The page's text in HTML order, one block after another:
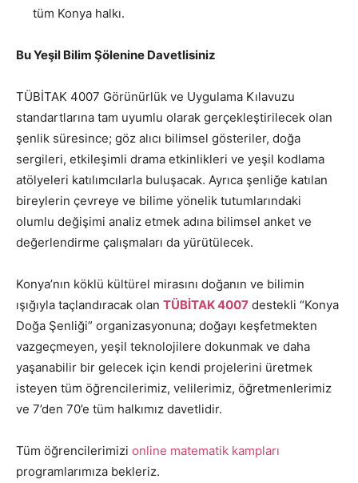
tüm Konya halkı.
Bu Yeşil Bilim Şölenine Davetlisiniz
TÜBİTAK 4007 Görünürlük ve Uygulama Kılavuzu
standartlarına tam uyumlu olarak gerçekleştirilecek olan
şenlik süresince; göz alıcı bilimsel gösteriler, doğa
sergileri, etkileşimli drama etkinlikleri ve yeşil kodlama
atölyeleri katılımcılarla buluşacak. Ayrıca şenliğe katılan
bireylerin çevreye ve bilime yönelik tutumlarındaki
olumlu değişimi analiz etmek adına bilimsel anket ve
değerlendirme çalışmaları da yürütülecek.
Konya’nın köklü kültürel mirasını doğanın ve bilimin
ışığıyla taçlandıracak olan TÜBİTAK 4007 destekli “Konya
Doğa Şenliği” organizasyonuna; doğayı keşfetmekten
vazgeçmeyen, yeşil teknolojilere dokunmak ve daha
yaşanabilir bir gelecek için kendi projelerini üretmek
isteyen tüm öğrencilerimiz, velilerimiz, öğretmenlerimiz
ve 7’den 70’e tüm halkımız davetlidir.
Tüm öğrencilerimizi online matematik kampları
programlarımıza bekleriz.